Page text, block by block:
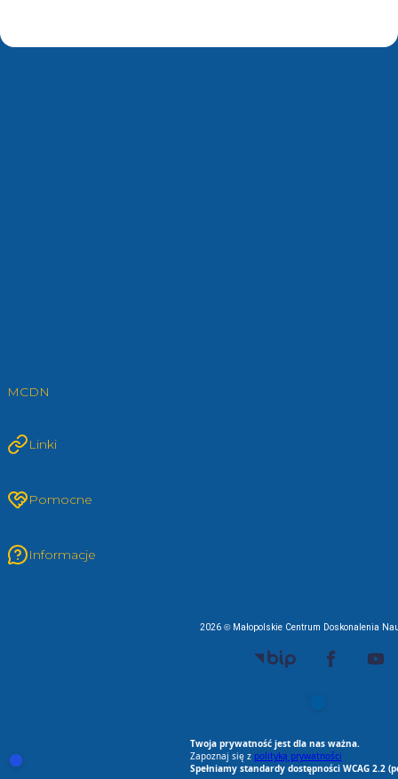
Otwórz ustawienia zgód cookie i zgód RODO
MCDN
Linki
Pomocne
Informacje
2026 © Małopolskie Centrum Doskonalenia
Twoja prywatność jest dla nas ważna.
Zapoznaj się z polityką prywatności
Spełniamy standardy dostępności WCAG 2.2